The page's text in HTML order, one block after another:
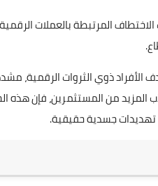
المرتبطة بالعملات
ذوي الثروات الرقمية،
من المستثمرين، فإن هذه
تهديدات جسدية حقيقية.